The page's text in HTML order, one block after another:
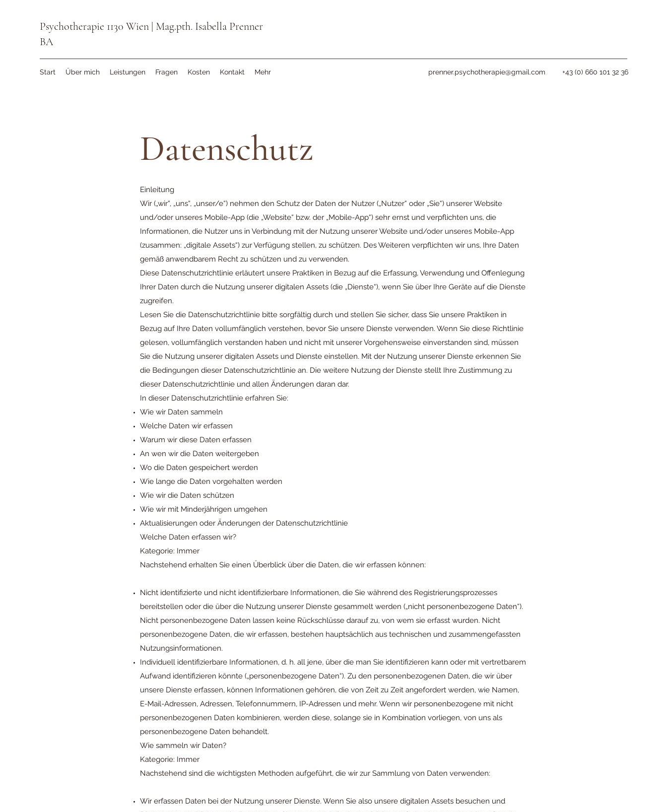
Psychotherapie 1130 Wien | Mag.pth. Isabella Prenner
BA
Start Über mich Leistungen Fragen Kosten Kontakt Mehr prenner.psychotherapie@gmail.com +43 (0) 660 101 32 36
Datenschutz
Einleitung
Wir („wir“, „uns“, „unser/e“) nehmen den Schutz der Daten der Nutzer („Nutzer“ oder „Sie“) unserer Website
und/oder unseres Mobile-App (die „Website“ bzw. der „Mobile-App“) sehr ernst und verpflichten uns, die
Informationen, die Nutzer uns in Verbindung mit der Nutzung unserer Website und/oder unseres Mobile-App
(zusammen: „digitale Assets“) zur Verfügung stellen, zu schützen. Des Weiteren verpflichten wir uns, Ihre Daten
gemäß anwendbarem Recht zu schützen und zu verwenden.
Diese Datenschutzrichtlinie erläutert unsere Praktiken in Bezug auf die Erfassung, Verwendung und Offenlegung
Ihrer Daten durch die Nutzung unserer digitalen Assets (die „Dienste“), wenn Sie über Ihre Geräte auf die Dienste
zugreifen.
Lesen Sie die Datenschutzrichtlinie bitte sorgfältig durch und stellen Sie sicher, dass Sie unsere Praktiken in
Bezug auf Ihre Daten vollumfänglich verstehen, bevor Sie unsere Dienste verwenden. Wenn Sie diese Richtlinie
gelesen, vollumfänglich verstanden haben und nicht mit unserer Vorgehensweise einverstanden sind, müssen
Sie die Nutzung unserer digitalen Assets und Dienste einstellen. Mit der Nutzung unserer Dienste erkennen Sie
die Bedingungen dieser Datenschutzrichtlinie an. Die weitere Nutzung der Dienste stellt Ihre Zustimmung zu
dieser Datenschutzrichtlinie und allen Änderungen daran dar.
In dieser Datenschutzrichtlinie erfahren Sie:
Wie wir Daten sammeln
Welche Daten wir erfassen
Warum wir diese Daten erfassen
An wen wir die Daten weitergeben
Wo die Daten gespeichert werden
Wie lange die Daten vorgehalten werden
Wie wir die Daten schützen
Wie wir mit Minderjährigen umgehen
Aktualisierungen oder Änderungen der Datenschutzrichtlinie
Welche Daten erfassen wir?
Kategorie: Immer
Nachstehend erhalten Sie einen Überblick über die Daten, die wir erfassen können:
Nicht identifizierte und nicht identifizierbare Informationen, die Sie während des Registrierungsprozesses
bereitstellen oder die über die Nutzung unserer Dienste gesammelt werden („nicht personenbezogene Daten“).
Nicht personenbezogene Daten lassen keine Rückschlüsse darauf zu, von wem sie erfasst wurden. Nicht
personenbezogene Daten, die wir erfassen, bestehen hauptsächlich aus technischen und zusammengefassten
Nutzungsinformationen.
Individuell identifizierbare Informationen, d. h. all jene, über die man Sie identifizieren kann oder mit vertretbarem
Aufwand identifizieren könnte („personenbezogene Daten“). Zu den personenbezogenen Daten, die wir über
unsere Dienste erfassen, können Informationen gehören, die von Zeit zu Zeit angefordert werden, wie Namen,
E-Mail-Adressen, Adressen, Telefonnummern, IP-Adressen und mehr. Wenn wir personenbezogene mit nicht
personenbezogenen Daten kombinieren, werden diese, solange sie in Kombination vorliegen, von uns als
personenbezogene Daten behandelt.
Wie sammeln wir Daten?
Kategorie: Immer
Nachstehend sind die wichtigsten Methoden aufgeführt, die wir zur Sammlung von Daten verwenden:
Wir erfassen Daten bei der Nutzung unserer Dienste. Wenn Sie also unsere digitalen Assets besuchen und